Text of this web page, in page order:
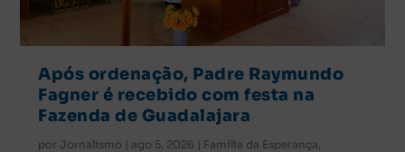
Após ordenação, Padre Raymundo
Fagner é recebido com festa na
Fazenda de Guadalajara
por Jornalismo | ago 5, 2026 | Família da Esperança